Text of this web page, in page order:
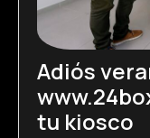
Adiós
tu kiosco